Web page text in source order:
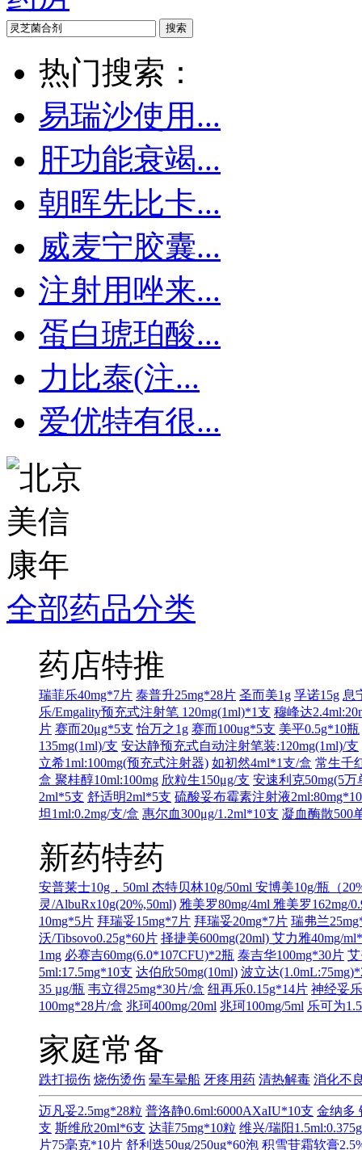
热门搜索：
易瑞沙使用...
肝功能衰竭...
朝晖先比卡...
威麦宁胶囊...
注射用唑来...
蛋白琥珀酸...
力比泰(注...
爱优特有很...
全部药品分类
药店特推
瑞菲乐40mg*7片 泰普升25mg*28片 圣而美1g 孚诺15g 息
乐/Emgality预充式注射笔 120mg(1ml)*1支 穆峰达
片 赛而20μg*5支 怡万之1g 赛而100ug*5支 美平0.5g*10瓶
135mg(1ml)/支 安达静预充式自动注射笔装:120mg(1ml)/支
立希1ml:100mg(预充式注射器) 如初然4ml*1支/盒 常生千
盒 聚桂醇10ml:100mg 欣粒生150μg/支 安速利克50mg(5万
2ml*5支 舒适明2ml*5支 硫酸妥布霉素注射液
坦1ml:0.2mg/支/盒 惠尔血300μg/1.2ml*10支 凝血酶散500
新药特药
安普莱士10g，50ml 杰特贝林10g/50ml 安博美10g/瓶（
灵/AlbuRx10g(20%,50ml) 雅美罗80mg/4ml 雅美罗162mg/
10mg*5片 拜瑞妥15mg*7片 拜瑞妥20mg*7片 瑞弗兰
沃/Tibsovo0.25g*60片 择捷美600mg(20ml) 艾力雅40mg/
1mg 必赛吉60mg(6.0*107CFU)*2瓶 泰吉华100mg*30片
5ml:17.5mg*10支 达伯欣50mg(10ml) 波立达
35 µg/瓶 韦立得25mg*30片/盒 纽再乐0.15g*14片 神经妥
100mg*28片/盒 兆珂400mg/20ml 兆珂100mg/5ml 乐可为
家庭常备
跌打损伤 烧伤烫伤 晕车晕船 牙疼用药 清热解毒 消化不
迈凡妥2.5mg*28粒 普洛静0.6ml:6000AXaIU*10支 金纳多
支 斯维欣20ml*6支 达菲75mg*10粒 维兴/瑞阳
片75毫克*10片 舒利迭50ug/250ug*60泡 积雪苷霜软膏